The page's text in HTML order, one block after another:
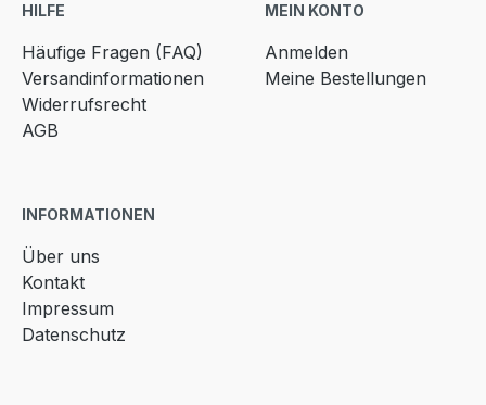
HILFE
Häufige Fragen (FAQ)
Versandinformationen
Widerrufsrecht
AGB
MEIN KONTO
Anmelden
Meine Bestellungen
INFORMATIONEN
Über uns
Kontakt
Impressum
Datenschutz